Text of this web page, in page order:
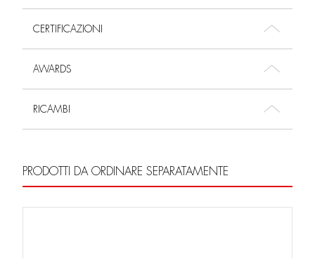
CERTIFICAZIONI
AWARDS
RICAMBI
PRODOTTI DA ORDINARE SEPARATAMENTE